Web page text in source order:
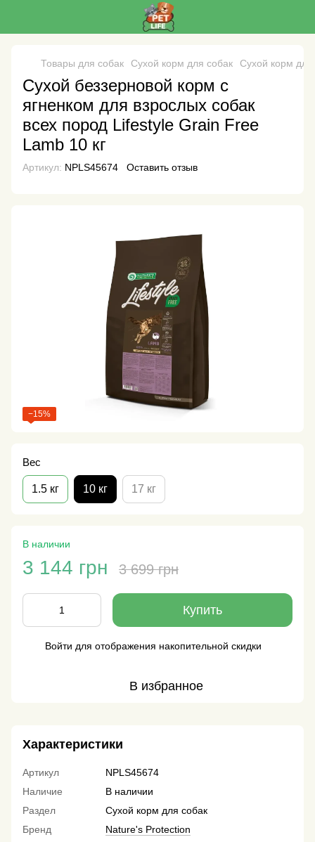
Товары для собак Сухой корм для собак Сухой корм
Сухой беззерновой корм с
ягненком для взрослых собак
всех пород Lifestyle Grain Free
Lamb 10 кг
Артикул: NPLS45674 Оставить отзыв
−15%
Вес
1.5 кг 10 кг 17 кг
В наличии
3 144 грн 3 699 грн
Купить
Войти для отображения накопительной скидки
В избранное
Характеристики
Артикул
NPLS45674
Наличие
В наличии
Раздел
Сухой корм для собак
Бренд
Nature's Protection